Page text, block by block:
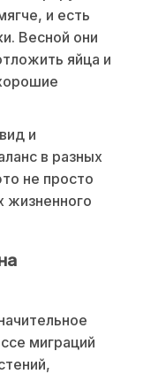
и есть
Весной они
яйца и
и
в разных
не просто
жизненного
миграций